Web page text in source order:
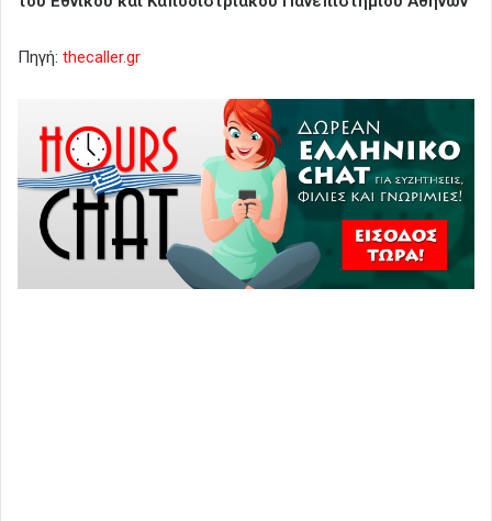
Πηγή: thecaller.gr